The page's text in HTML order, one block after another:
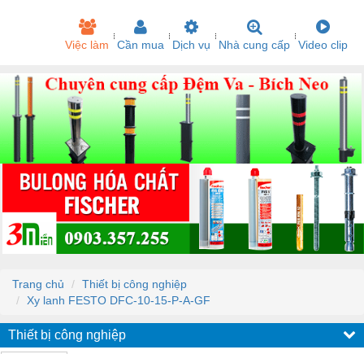
Việc làm Cần mua Dịch vụ Nhà cung cấp Video clip
Trang chủ
Thiết bị công nghiệp
Xy lanh FESTO DFC-10-15-P-A-GF
Thiết bị công nghiệp